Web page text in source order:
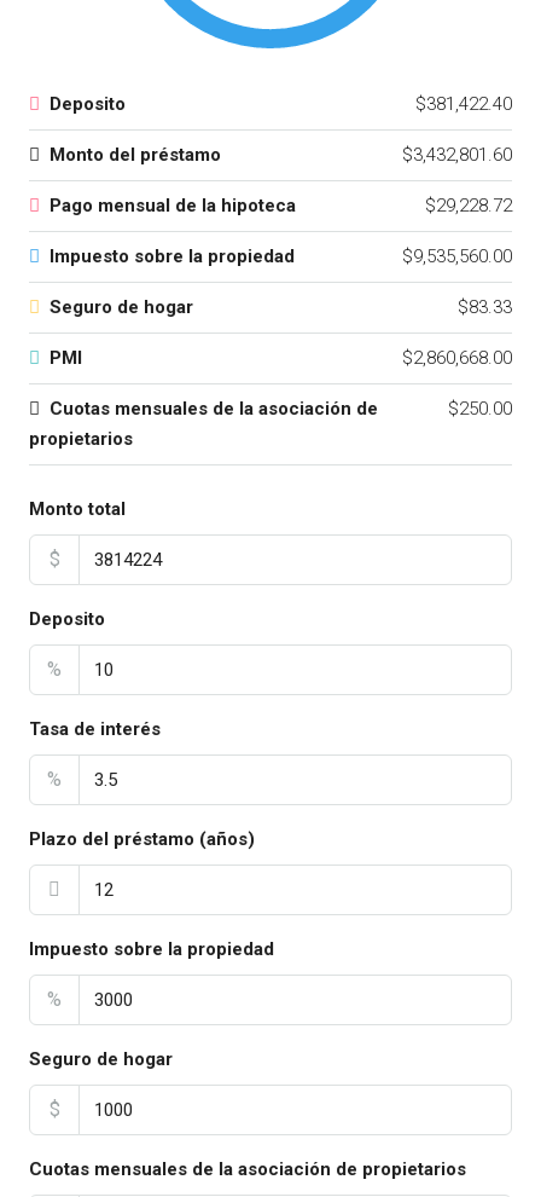
Deposito $381,422.40
Monto del préstamo $3,432,801.60
Pago mensual de la hipoteca $29,228.72
Impuesto sobre la propiedad $9,535,560.00
Seguro de hogar $83.33
PMI $2,860,668.00
Cuotas mensuales de la asociación de
propietarios
$250.00
Monto total
$
Deposito
%
Tasa de interés
%
Plazo del préstamo (años)
Impuesto sobre la propiedad
%
Seguro de hogar
$
Cuotas mensuales de la asociación de propietarios